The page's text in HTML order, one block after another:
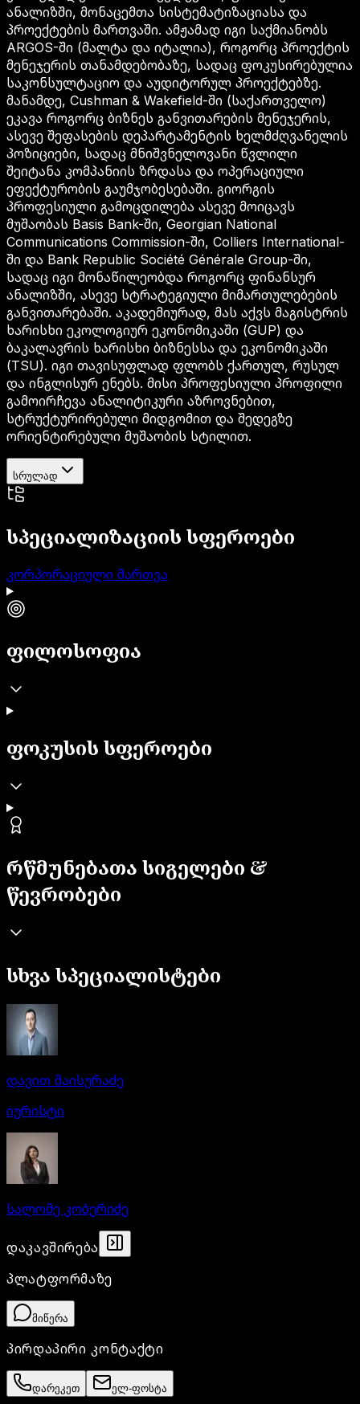
ანალიზში, მონაცემთა სისტემატიზაციასა და
პროექტების მართვაში. ამჟამად იგი საქმიანობს
ARGOS-ში (მალტა და იტალია), როგორც პროექტის
მენეჯერის თანამდებობაზე, სადაც ფოკუსირებულია
საკონსულტაციო და აუდიტორულ პროექტებზე.
მანამდე, Cushman & Wakefield-ში (საქართველო)
ეკავა როგორც ბიზნეს განვითარების მენეჯერის,
ასევე შეფასების დეპარტამენტის ხელმძღვანელის
პოზიციები, სადაც მნიშვნელოვანი წვლილი
შეიტანა კომპანიის ზრდასა და ოპერაციული
ეფექტურობის გაუმჯობესებაში. გიორგის
პროფესიული გამოცდილება ასევე მოიცავს
მუშაობას Basis Bank-ში, Georgian National
Communications Commission-ში, Colliers International-
ში და Bank Republic Société Générale Group-ში,
სადაც იგი მონაწილეობდა როგორც ფინანსურ
ანალიზში, ასევე სტრატეგიული მიმართულებების
განვითარებაში. აკადემიურად, მას აქვს მაგისტრის
ხარისხი ეკოლოგიურ ეკონომიკაში (GUP) და
ბაკალავრის ხარისხი ბიზნესსა და ეკონომიკაში
(TSU). იგი თავისუფლად ფლობს ქართულ, რუსულ
და ინგლისურ ენებს. მისი პროფესიული პროფილი
გამოირჩევა ანალიტიკური აზროვნებით,
სტრუქტურირებული მიდგომით და შედეგზე
ორიენტირებული მუშაობის სტილით.
სრულად
სპეციალიზაციის სფეროები
კორპორაციული მართვა
ფილოსოფია
ფოკუსის სფეროები
რწმუნებათა სიგელები &
წევრობები
სხვა სპეციალისტები
დავით მაისურაძე
იურისტი
სალომე კობერიძე
დაკავშირება
პლატფორმაზე
მიწერა
პირდაპირი კონტაქტი
დარეკეთ ელ-ფოსტა